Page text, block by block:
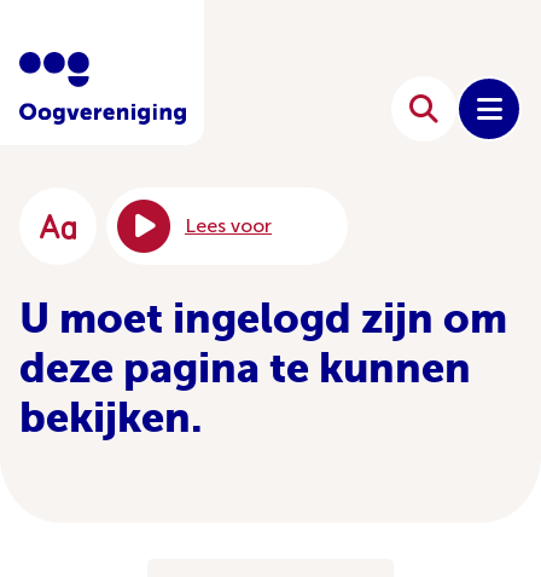
Lees voor
U moet ingelogd zijn om
deze pagina te kunnen
bekijken.